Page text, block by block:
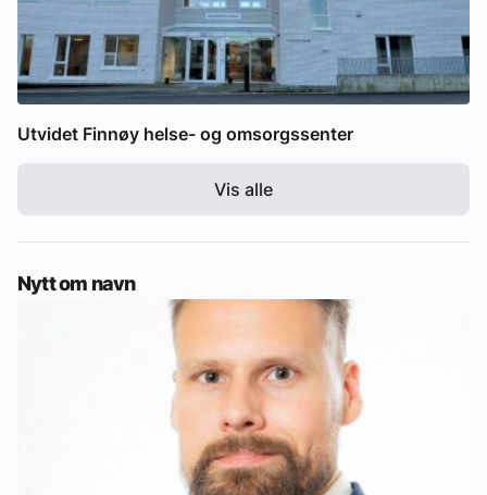
Utvidet Finnøy helse- og omsorgssenter
Vis alle
Nytt om navn